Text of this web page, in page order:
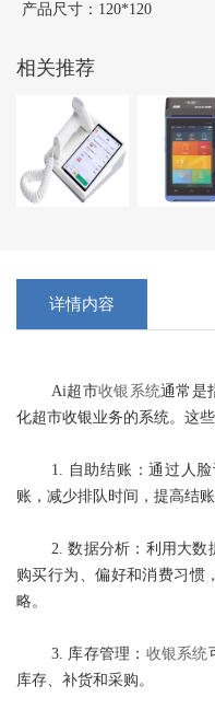
产品尺寸：120*120
相关推荐
详情内容
Ai超市收银系统通常是
化超市收银业务的系统。这
1. 自助结账：通过人
账，减少排队时间，提高结账
2. 数据分析：利用大数
购买行为、偏好和消费习惯
略。
3. 库存管理： 收银系统
库存、补货和采购。